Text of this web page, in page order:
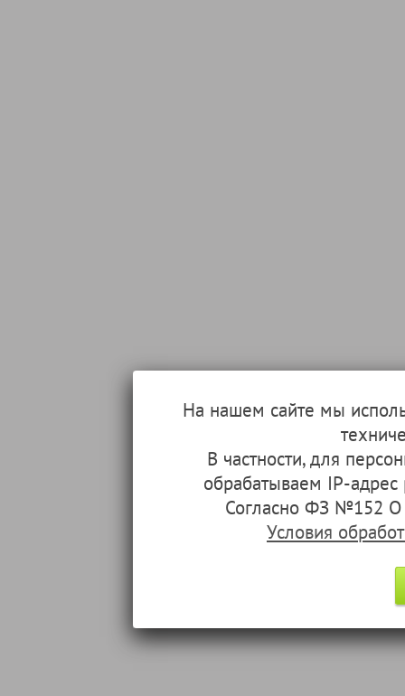
На нашем сайте мы
В частности, для
обрабатываем IP-
Согласно ФЗ №152 О
Условия